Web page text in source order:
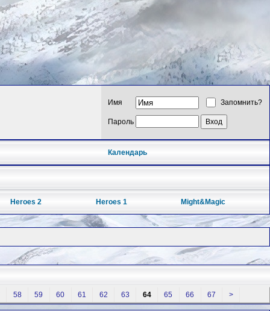
Имя Запомнить?
Пароль
Календарь
Heroes 2 Heroes 1 Might&Magic
58 59 60 61 62 63 64 65 66 67 >